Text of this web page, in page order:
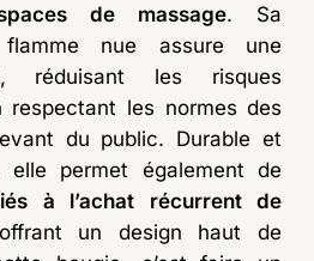
de massage. Sa
nue assure une
réduisant les risques
respectant les normes des
du public. Durable et
permet également de
à l’achat récurrent de
un design haut de